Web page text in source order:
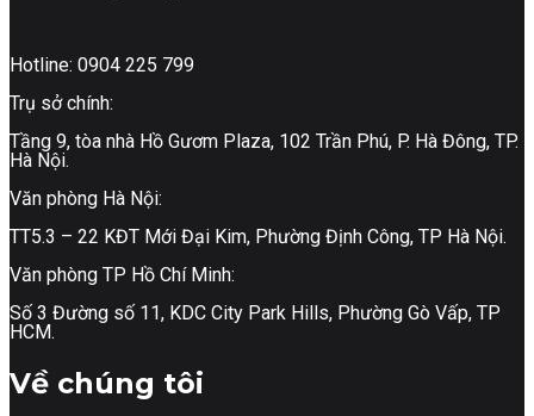
Hotline: 0904 225 799
Trụ sở chính:
Tầng 9, tòa nhà Hồ Gươm Plaza, 102 Trần Phú, P. Hà Đông, TP.
Hà Nội.
Văn phòng Hà Nội:
TT5.3 – 22 KĐT Mới Đại Kim, Phường Định Công, TP Hà Nội.
Văn phòng TP Hồ Chí Minh:
Số 3 Đường số 11, KDC City Park Hills, Phường Gò Vấp, TP
HCM.
Về chúng tôi